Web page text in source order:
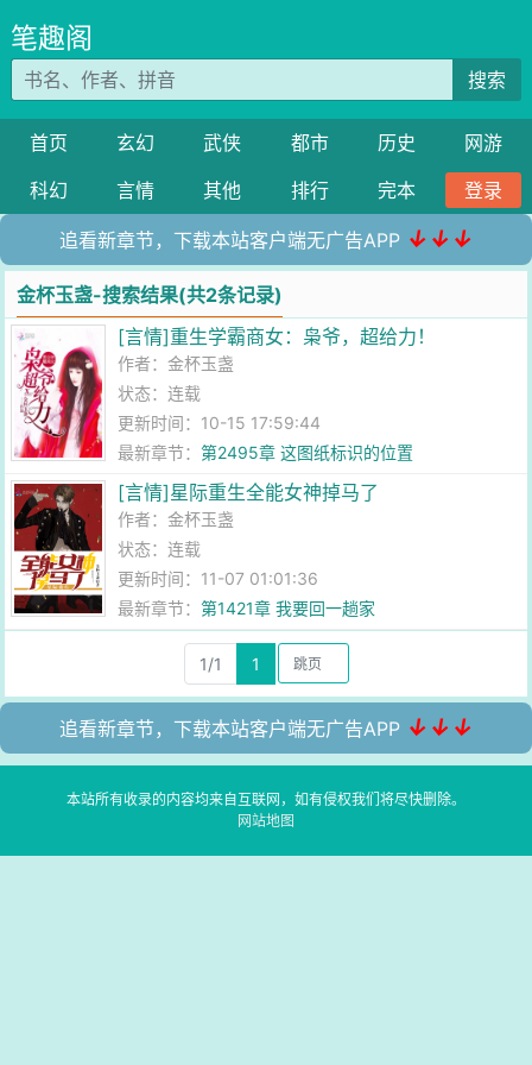
笔趣阁
搜索
首页 玄幻 武侠 都市 历史
网游
科幻
言情 其他 排行 完本 登录
追看新章节，下载本站客户端无广告APP ↓↓↓
金杯玉盏-搜索结果(共2条记录)
[言情]重生学霸商女：枭爷，超给力！
作者：金杯玉盏
状态：连载
更新时间：10-15 17:59:44
最新章节：第2495章 这图纸标识的位置
[言情]星际重生全能女神掉马了
作者：金杯玉盏
状态：连载
更新时间：11-07 01:01:36
最新章节：第1421章 我要回一趟家
1/1 1
追看新章节，下载本站客户端无广告APP ↓↓↓
本站所有收录的内容均来自互联网，如有侵权我们将尽快删除。
网站地图